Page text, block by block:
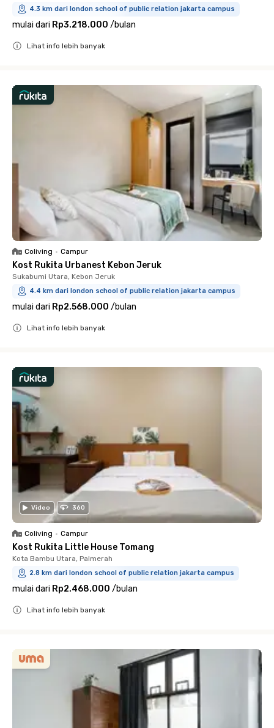
4.3 km dari london school of public relation jakarta campus
mulai dari Rp3.218.000 /bulan
Lihat info lebih banyak
Coliving • Campur
Kost Rukita Urbanest Kebon Jeruk
Sukabumi Utara, Kebon Jeruk
4.4 km dari london school of public relation jakarta campus
mulai dari Rp2.568.000 /bulan
Lihat info lebih banyak
Video 360
Coliving • Campur
Kost Rukita Little House Tomang
Kota Bambu Utara, Palmerah
2.8 km dari london school of public relation jakarta campus
mulai dari Rp2.468.000 /bulan
Lihat info lebih banyak